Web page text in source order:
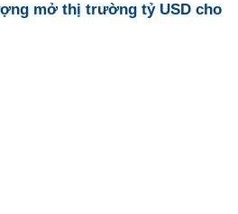
mở thị trường tỷ USD cho